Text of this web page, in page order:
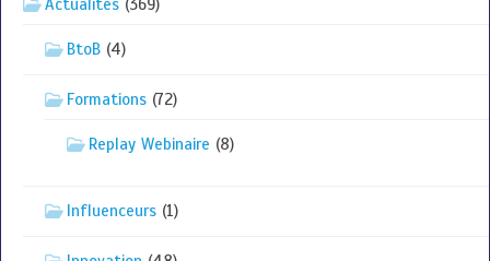
Actualités (369)
BtoB (4)
Formations (72)
Replay Webinaire (8)
Influenceurs (1)